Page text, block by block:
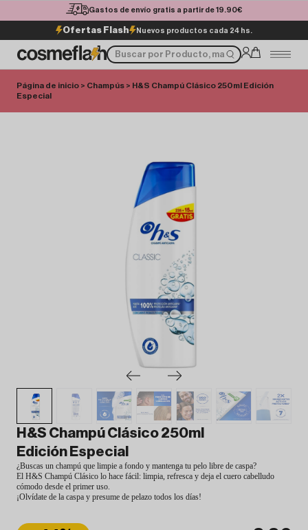
Gastos de envío gratis a partir de 19.90€
Ofertas Flash Nuevos productos cada 24 hs.
Página de inicio > Champús > H&S Champú Clásico 250ml Edición
Especial
H&S Champú Clásico 250ml
Edición Especial
¿Buscas un champú que limpie a fondo y mantenga tu pelo libre de caspa?
El H&S Champú Clásico lo hace fácil: limpia, refresca y deja el cuero cabelludo
cómodo desde el primer uso.
¡Olvídate de la caspa y presume de pelazo todos los días!